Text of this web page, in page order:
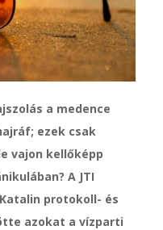
a medence
ezek csak
vajon kellőképp
A JTI
protokoll- és
azokat a vízparti